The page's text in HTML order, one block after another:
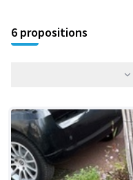
6 propositions